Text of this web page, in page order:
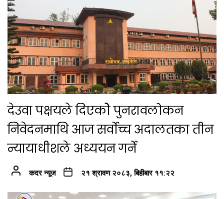
देउवा पक्षयले दिएकोे पुनरावलोकन
निवेदनमाथि आज सर्वोच्च अदालतका तीन
न्यायाधीशले अध्ययन गर्ने
कदर न्यूज २१ श्रावण २०८३, बिहीबार ११:२२